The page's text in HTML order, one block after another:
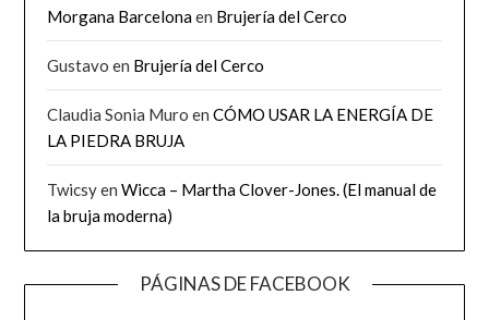
Morgana Barcelonaen Brujería del Cerco
Gustavo en Brujería del Cerco
Claudia Sonia Muro enCÓMO USAR LA ENERGÍA DE
LA PIEDRA BRUJA
TwicsyenWicca – Martha Clover-Jones. (El manual de
la bruja moderna)
PÁGINAS DE FACEBOOK